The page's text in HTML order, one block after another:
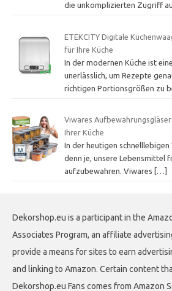
die unkomplizierten Zugriff
ETEKCITY Digitale
für Ihre Küche
In der modernen Küche ist
unerlässlich, um Rezepte
richtigen Portionsgrößen zu
Viwares
Ihrer Küche
In der heutigen
denn je, unsere Lebensmittel
aufzubewahren. Viwares
[…]
Dekorshop.eu is a participant in the
Associates Program, an affiliate
provide a means for sites to earn
and linking to Amazon. Certain content
Dekorshop.eu Fans comes from Amazon